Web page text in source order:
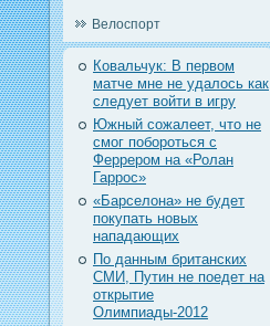
Велоспорт
Ковальчук: В первом
матче мне не удалось как
следует войти в игру
Южный сожалеет, что не
смог побороться с
Феррером на «Ролан
Гаррос»
«Барселона» не будет
покупать новых
нападающих
По данным британских
СМИ, Путин не поедет на
открытие
Олимпиады-2012